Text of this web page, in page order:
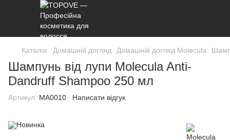
Каталог Домашній догляд Домашній догляд Molecula
Шампунь від лупи Molecula Anti-
Dandruff Shampoo 250 мл
Артикул: MA0010 Написати відгук